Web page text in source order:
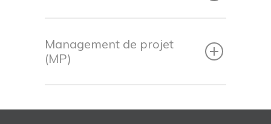
Management de projet
(MP)